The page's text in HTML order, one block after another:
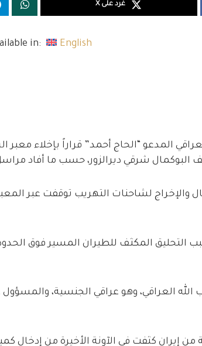
غرد على X
in: English
المدعو “الحاج أحمد” قراراً بإخلاء
شرقي ديرالزور، حسب ما أفاد مراسل
والإخراج لشاحنات التهريب توقفت عبر
التحليق المكثف للطيران المسير فوق
الله العراقي، وهو عراقي الجنسية،
من إيران كثفت في الآونة الأخيرة من إدخال